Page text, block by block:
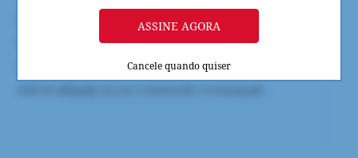
ASSINE AGORA
Cancele quando quiser